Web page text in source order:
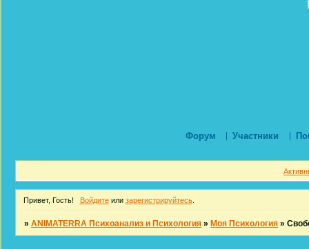
Форум Участники
Привет, Гость! Войдитеили зарегистрируйтесь.
»ANIMATERRA Психоанализ и Психология » Моя Психология »